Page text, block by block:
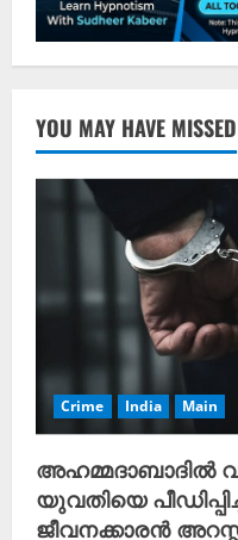
YOU MAY HAVE MISSED
Crime India Main
അഹമ്മദാബാദിൽ
യുവതിയെ
ജീവനക്കാരൻ